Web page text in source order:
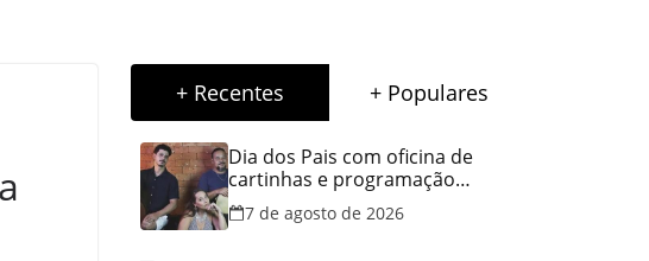
+ Recentes + Populares
Dia dos Pais com oficina de
cartinhas e programação
musical gratuita em Aparecida
de Goiânia
7 de agosto de 2026